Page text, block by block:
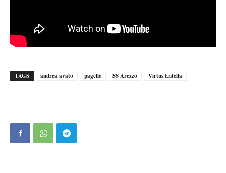
TAGS andrea avato pagelle SS Arezzo Virtus Entella